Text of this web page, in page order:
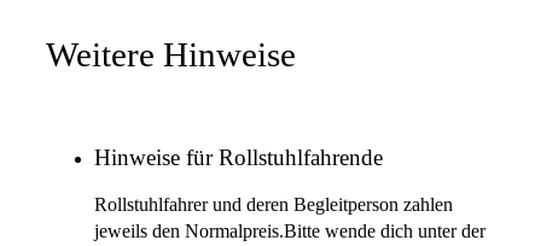
Weitere Hinweise
Hinweise für Rollstuhlfahrende
Rollstuhlfahrer und deren Begleitperson zahlen
jeweils den Normalpreis.Bitte wende dich unter der